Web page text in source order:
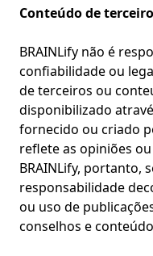
Conteúdo de
BRAINLify não é
confiabilidade ou
de terceiros ou
disponibilizado
fornecido ou criado
reflete as opiniões
BRAINLify, portanto,
responsabilidade
ou uso de
conselhos e